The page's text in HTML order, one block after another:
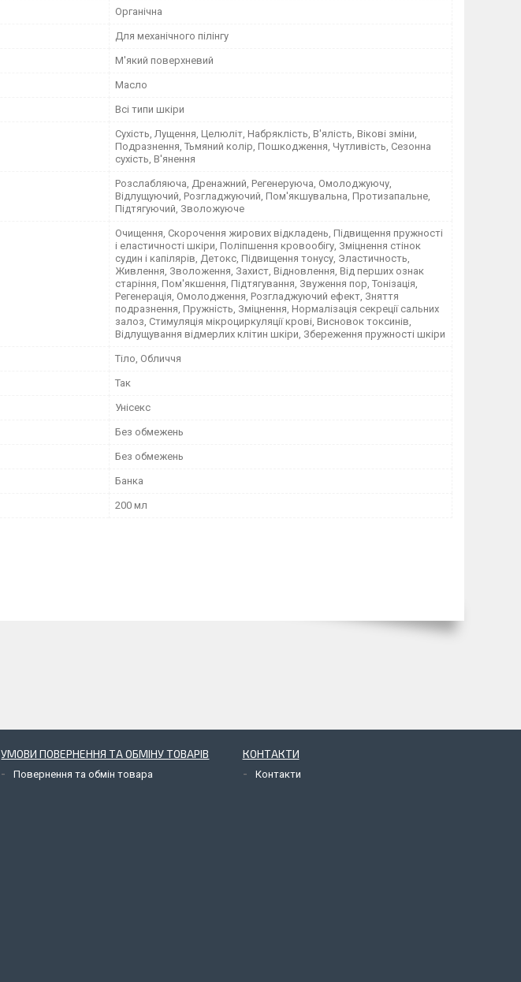
Органічна
Для механічного пілінгу
М'який поверхневий
Масло
Всі типи шкіри
Сухість, Лущення, Целюліт, Набряклість, В'ялість, Вікові зміни,
Подразнення, Тьмяний колір, Пошкодження, Чутливість, Сезонна
сухість, В'янення
Розслабляюча, Дренажний, Регенеруюча, Омолоджуючу,
Відлущуючий, Розгладжуючий, Пом'якшувальна, Протизапальне,
Підтягуючий, Зволожуюче
Очищення, Скорочення жирових відкладень, Підвищення пружності
і еластичності шкіри, Поліпшення кровообігу, Зміцнення стінок
судин і капілярів, Детокс, Підвищення тонусу, Эластичность,
Живлення, Зволоження, Захист, Відновлення, Від перших ознак
старіння, Пом'якшення, Підтягування, Звуження пор, Тонізація,
Регенерація, Омолодження, Розгладжуючий ефект, Зняття
подразнення, Пружність, Зміцнення, Нормалізація секреції сальних
залоз, Стимуляція мікроциркуляції крові, Висновок токсинів,
Відлущування відмерлих клітин шкіри, Збереження пружності шкіри
Тіло, Обличчя
Так
Унісекс
Без обмежень
Без обмежень
Банка
200 мл
УМОВИ ПОВЕРНЕННЯ ТА ОБМІНУ ТОВАРІВ
Повернення та обмін товара
КОНТАКТИ
Контакти